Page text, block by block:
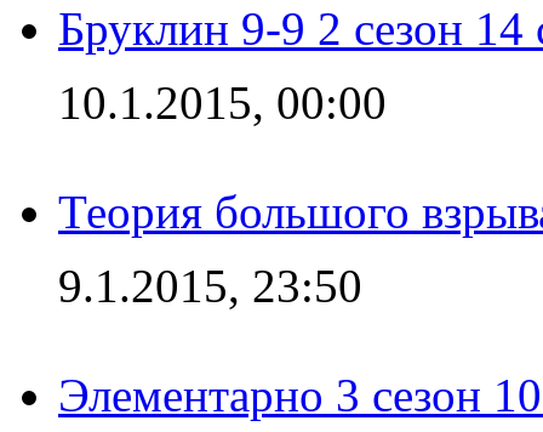
Бруклин 9-9 2 сезон 14
10.1.2015, 00:00
Теория большого
9.1.2015, 23:50
Элементарно 3 сезон